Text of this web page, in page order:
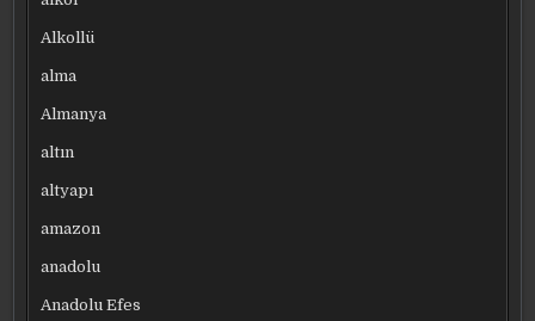
Alkollü
alma
Almanya
altın
altyapı
amazon
anadolu
Anadolu Efes